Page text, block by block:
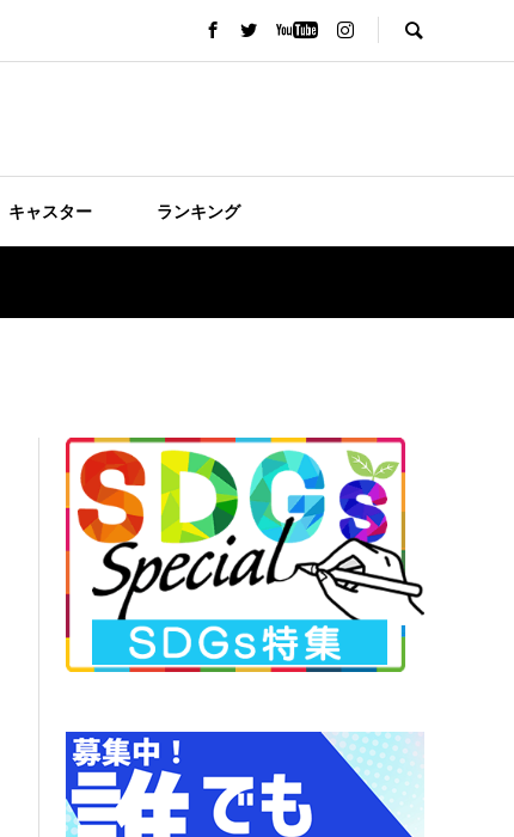
キャスター ランキング